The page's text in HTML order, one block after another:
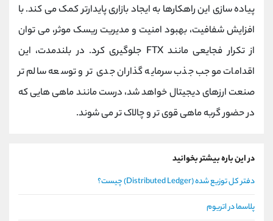
پیاده ‌سازی این راهکارها به ایجاد بازاری پایدارتر کمک می ‌کند. با
افزایش شفافیت، بهبود امنیت و مدیریت ریسک موثر، می ‌توان
از تکرار فجایعی مانند FTX جلوگیری کرد. در بلندمدت، این
اقدامات موجب جذب سرمایه‌ گذاران جدی ‌تر و توسعه سالم ‌تر
صنعت ارزهای دیجیتال خواهد شد، درست مانند ماهی ‌هایی که
در حضور گربه‌ ماهی قوی‌ تر و چالاک‌ تر می ‌شوند.
در این باره بیشتر بخوانید
دفتر کل توزیع شده (Distributed Ledger) چیست؟
پلاسما در اتریوم